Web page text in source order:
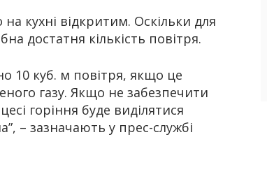
кухні відкритим. Оскільки для
достатня кількість повітря.
10 куб. м повітря, якщо це
газу. Якщо не забезпечити
горіння буде виділятися
– зазначають у прес-службі